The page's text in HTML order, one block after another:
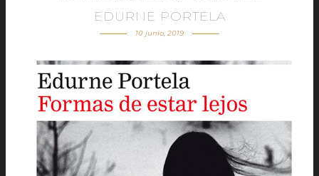
EDURNE PORTELA
10 junio, 2019